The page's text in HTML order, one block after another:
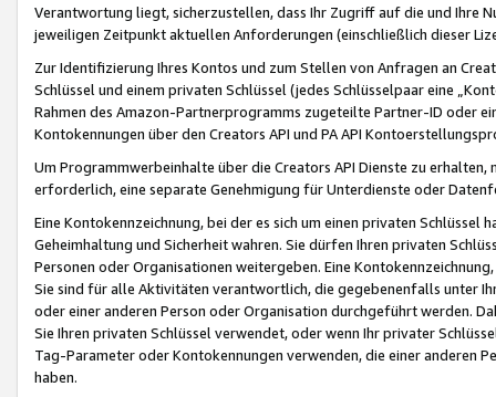
Verantwortung liegt, sicherzustellen, dass Ihr Zugriff auf die und Ihre
jeweiligen Zeitpunkt aktuellen Anforderungen (einschließlich dieser
Zur Identifizierung Ihres Kontos und zum Stellen von Anfragen an
Schlüssel und einem privaten Schlüssel (jedes Schlüsselpaar eine
Rahmen des Amazon-Partnerprogramms zugeteilte Partner-ID oder
Kontokennungen über den Creators API und PA API
Um Programmwerbeinhalte über die Creators API Dienste zu
erforderlich, eine separate Genehmigung für Unterdienste oder
Eine Kontokennzeichnung, bei der es sich um einen privaten
Geheimhaltung und Sicherheit wahren. Sie dürfen Ihren privaten
Personen oder Organisationen weitergeben. Eine
Sie sind für alle Aktivitäten verantwortlich, die gegebenenfalls unter
oder einer anderen Person oder Organisation durchgeführt werden.
Sie Ihren privaten Schlüssel verwendet, oder wenn Ihr privater
Tag-Parameter oder Kontokennungen verwenden, die einer anderen
haben.